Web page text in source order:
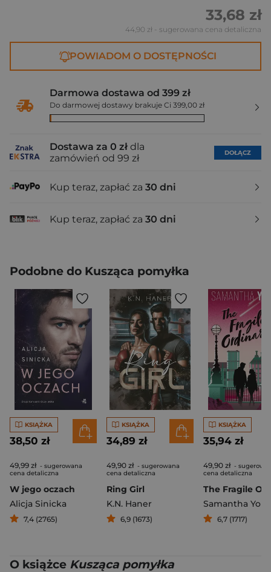
33,68 zł
44,90 zł - sugerowana cena detaliczna
POWIADOM O DOSTĘPNOŚCI
Darmowa dostawa od 399 zł
Do darmowej dostawy brakuje Ci 399,00 zł
Dostawa za 0 zł dla
zamówień od 99 zł
DOŁĄCZ
Kup teraz, zapłać za 30 dni
Kup teraz, zapłać za 30 dni
Podobne do Kusząca pomyłka
KSIĄŻKA
38,50 zł
49,99 zł - sugerowana
cena detaliczna
W jego oczach
Alicja Sinicka
7,4 (2765)
KSIĄŻKA
34,89 zł
49,90 zł - sugerowana
cena detaliczna
Ring Girl
K.N. Haner
6,9 (1673)
KSIĄŻKA
35,94 zł
49,90 zł -
cena detaliczna
Samantha
6,7 (1717)
O książce Kusząca pomyłka